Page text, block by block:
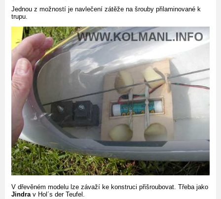
Jednou z možností je navlečení zátěže na šrouby přilaminované k
trupu.
V dřevěném modelu lze závaží ke konstruci přišroubovat. Třeba jako
Jindrav Hol´s der Teufel.